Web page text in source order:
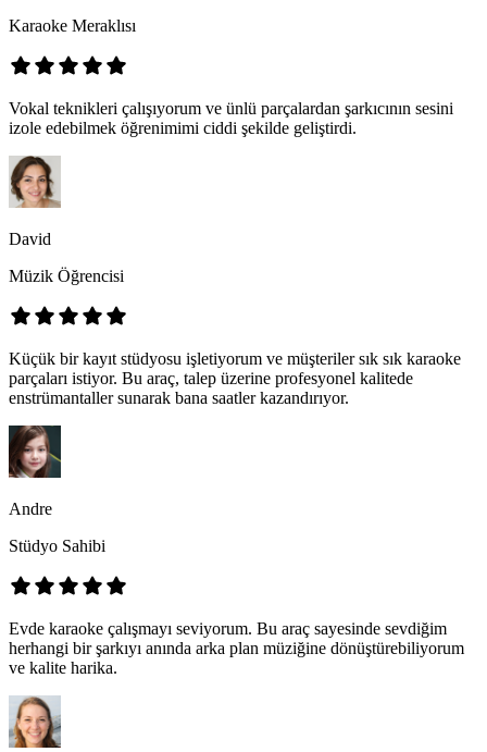
Karaoke Meraklısı
Vokal teknikleri çalışıyorum ve ünlü parçalardan şarkıcının sesini
izole edebilmek öğrenimimi ciddi şekilde geliştirdi.
David
Müzik Öğrencisi
Küçük bir kayıt stüdyosu işletiyorum ve müşteriler sık sık karaoke
parçaları istiyor. Bu araç, talep üzerine profesyonel kalitede
enstrümantaller sunarak bana saatler kazandırıyor.
Andre
Stüdyo Sahibi
Evde karaoke çalışmayı seviyorum. Bu araç sayesinde sevdiğim
herhangi bir şarkıyı anında arka plan müziğine dönüştürebiliyorum
ve kalite harika.